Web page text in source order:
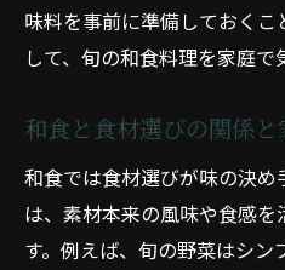
味料を事前に準備しておく
して、旬の和食料理を家庭で
和食と食材選びの関係
和食では食材選びが味の決め
は、素材本来の風味や食感
す。例えば、旬の野菜はシ